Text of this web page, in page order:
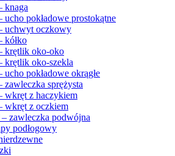
knaga
pokładowe prostokątne
uchwyt oczkowy
kółko
krętlik oko-oko
krętlik oko-szekla
pokładowe okrągłe
sprężysta
wkręt z haczykiem
wkręt z oczkiem
zawleczka podwójna
podłogowy